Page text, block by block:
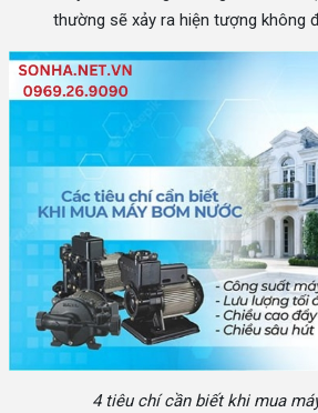
thường sẽ xảy ra hiện tượng không
4 tiêu chí cần biết khi mua